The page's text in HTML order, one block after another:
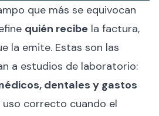
que más se equivocan
quién recibe la factura,
la emite. Estas son las
a estudios de laboratorio:
dentales y gastos
uso correcto cuando el